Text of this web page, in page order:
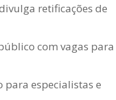
retificações de
com vagas para
para especialistas e